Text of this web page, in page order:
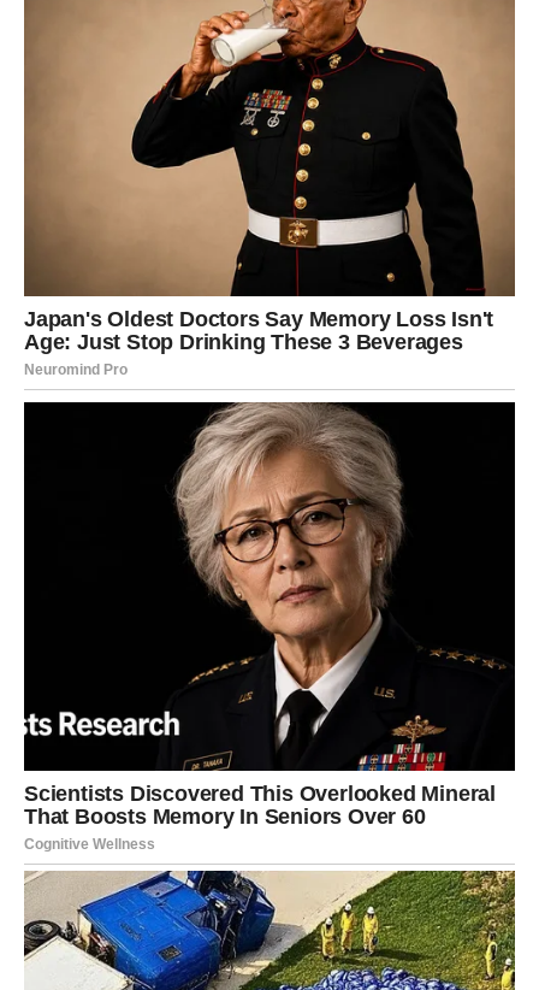
sa modernim načinom života. Nezdrava prehrana, fizička
neaktivnost, pušenje i stres zajedno stvaraju začarani
krug rizika. Razumijevanje uloge ovih parametara korak je
ka boljoj zaštiti zdravlja.
Dr. Solaković, ipak, upozorava da se ne treba oslanjati
isključivo na pojedinačne nalaze. Potrebno je sagledati
: laboratorijske rezultate, životne navike i
simptome. Samo kombinacijom svih ovih informacija
može se donijeti ispravna odluka o terapiji ili promjeni
načina života. Ignorisanje povišenih vrijednosti CRP-a ili
fibrinogena, čak i kod ljudi koji se smatraju zdravima,
kobne posljedice
Ukratko, ako želimo dugoročno očuvati zdravlje srca i
krvnih žila, potrebno je uvesti praćenje ovih parametara
kaoredovan dio zdravstvenih kontrola. Oni nude
dragocen uvid u ono što se zaista dešava u organizmu i
daju šansu da se na vrijeme spriječi razvoj ozbiljnih
bolesti.
ukazuje na prisutnost i intenzitet upale.